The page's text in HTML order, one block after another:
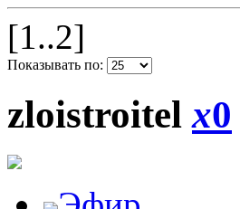
[1..2]
Показывать по:
zloistroitelx0